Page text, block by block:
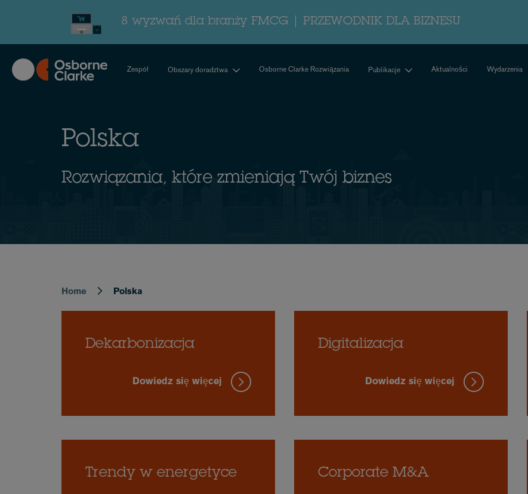
8 wyzwań dla branży FMCG | PRZEWODNIK DLA BIZNESU
Zespół Obszary doradztwa Osborne Clarke Rozwiązania Publikacje Aktualności Wydarzenia
Polska
Rozwiązania, które zmieniają Twój biznes
Breadcrumb
Home Polska
Dekarbonizacja
Dowiedz się więcej
Digitalizacja
Dowiedz się więcej
Trendy w energetyce Corporate M&A